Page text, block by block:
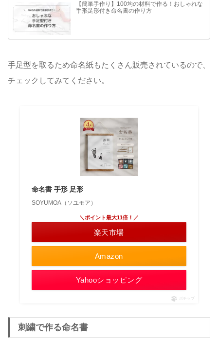
【簡単手作り】100均の材料で作る！おしゃれな
手形足形付き命名書の作り方
手足型を取るため命名紙もたくさん販売されているので、
チェックしてみてください。
命名書 手形 足形
SOYUMOA（ソユモア）
Amazon
＼ポイント最大11倍！／
楽天市場
Yahooショッピング
ポチップ
刺繍で作る命名書